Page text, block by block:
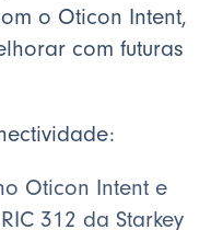
o Oticon Intent,
com futuras
Oticon Intent e
312 da Starkey